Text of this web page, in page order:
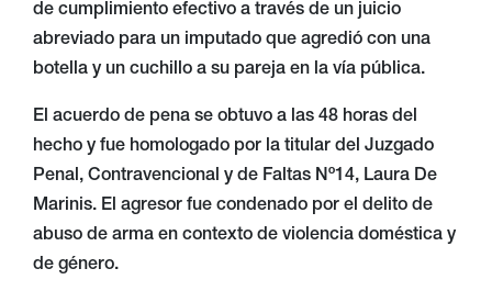
de cumplimiento efectivo a través de un juicio
abreviado para un imputado que agredió con una
botella y un cuchillo a su pareja en la vía pública.
El acuerdo de pena se obtuvo a las 48 horas del
hecho y fue homologado por la titular del Juzgado
Penal, Contravencional y de Faltas Nº14, Laura De
Marinis. El agresor fue condenado por el delito de
abuso de arma en contexto de violencia doméstica y
de género.